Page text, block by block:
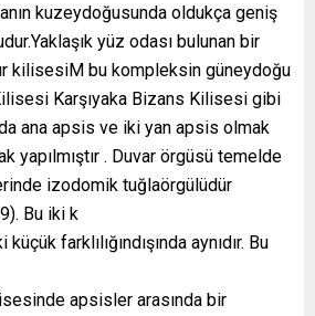
kuzeydoğusunda oldukça geniş
yüz odası bulunan bir
kilisesiM bu kompleksin güneydoğu
Karşıyaka Bizans Kilisesi gibi
ana apsis ve iki yan apsis olmak
yapılmıştır . Duvar örgüsü temelde
izodomik tuğlaörgülüdür
Bu iki k
farklılığındışında aynıdır. Bu
apsisler arasında bir